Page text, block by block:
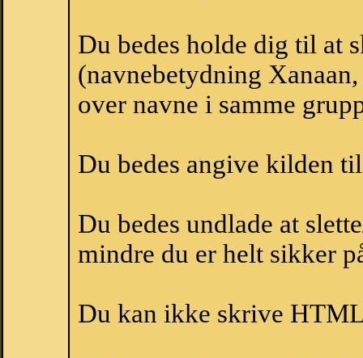
Du bedes holde dig til at
(navnebetydning
over navne i samme
Du bedes angive kilden
Du bedes undlade at
mindre du er helt sikker
Du kan ikke skrive